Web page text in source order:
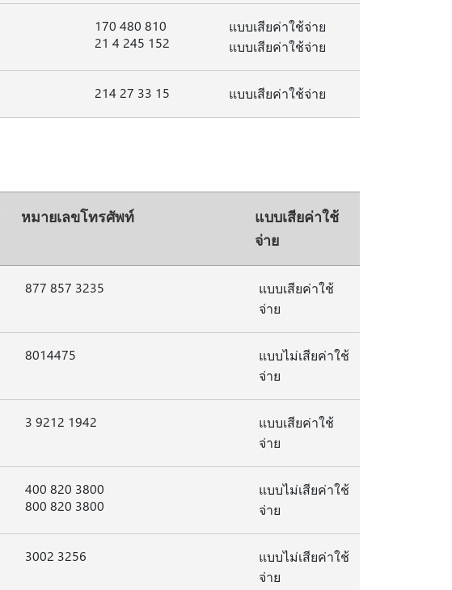
170 480 810
21 4 245 152
แบบเสียค่าใช้จ่าย
แบบเสียค่าใช้จ่าย
214 27 33 15 แบบเสียค่าใช้จ่าย
หมายเลขโทรศัพท์
แบบเสียค่าใช้
จ่าย
877 857 3235
แบบเสียค่าใช้
จ่าย
8014475
แบบไม่เสียค่าใช้
จ่าย
3 9212 1942
แบบเสียค่าใช้
จ่าย
400 820 3800
800 820 3800
แบบไม่เสียค่าใช้
จ่าย
3002 3256
แบบไม่เสียค่าใช้
จ่าย